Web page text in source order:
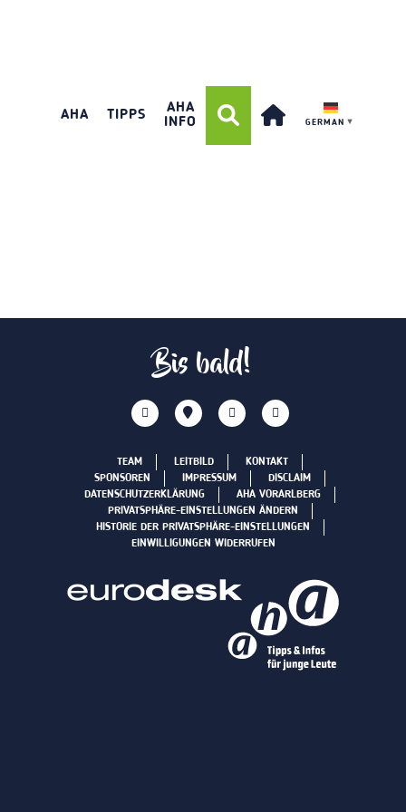
AHA TIPPS
AHA
INFO
GERMAN ▼
Bis bald!
TEAM LEITBILD
KONTAKT
SPONSOREN
IMPRESSUM
DISCLAIM
DATENSCHUTZERKLÄRUNG
AHA VORARLBERG
PRIVATSPHÄRE-EINSTELLUNGEN ÄNDERN
HISTORIE DER PRIVATSPHÄRE-EINSTELLUNGEN
EINWILLIGUNGEN WIDERRUFEN